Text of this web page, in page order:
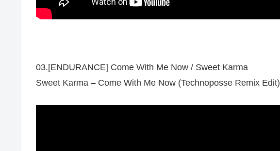
03.[ENDURANCE] Come With Me Now / Sweet Karma
Sweet Karma – Come With Me Now (Technoposse Remix Edit)